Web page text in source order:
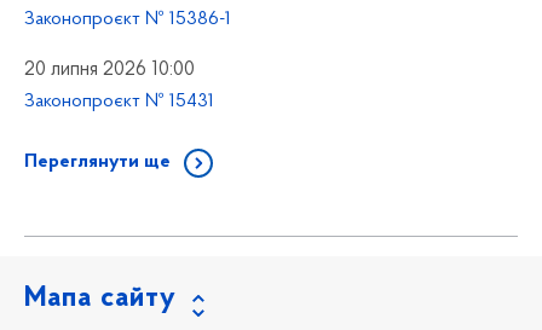
Законопроєкт № 15386-1
20 липня 2026 10:00
Законопроєкт № 15431
Переглянути ще
Мапа сайту